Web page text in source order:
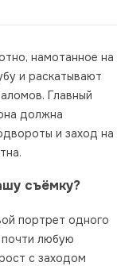
намотанное на
и раскатывают
Главный
должна
и заход на
съёмку?
портрет одного
любую
с заходом